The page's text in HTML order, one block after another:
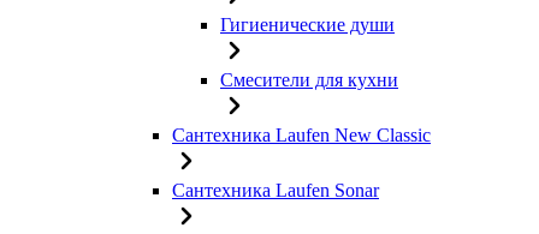
Гигиенические души
Смесители для кухни
Сантехника Laufen New Classic
Сантехника Laufen Sonar